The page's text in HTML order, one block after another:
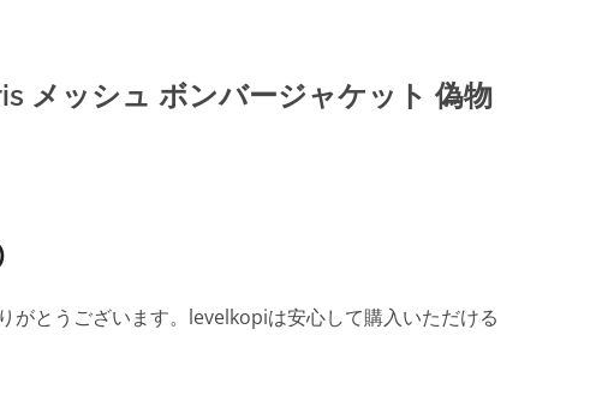
メッシュ ボンバージャケット 偽物
がとうございます。levelkopiは安心して購入いただける